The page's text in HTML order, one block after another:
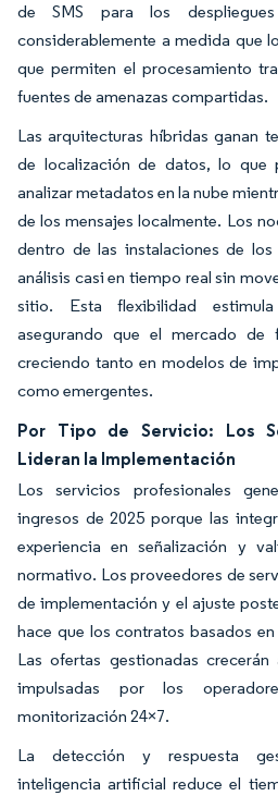
de SMS para los
considerablemente a medida que
que permiten el procesamiento
fuentes de amenazas compartidas.
Las arquitecturas híbridas ganan
de localización de datos, lo que
analizar metadatos en la nube
de los mensajes localmente. Los
dentro de las instalaciones de
análisis casi en tiempo real sin
sitio. Esta flexibilidad
asegurando que el mercado de
creciendo tanto en modelos de
como emergentes.
Por Tipo de Servicio: Los
Lideran la Implementación
Los servicios profesionales
ingresos de 2025 porque las
experiencia en señalización y
normativo. Los proveedores de
de implementación y el ajuste
hace que los contratos basados
Las ofertas gestionadas
impulsadas por los
monitorización 24×7.
La detección y respuesta
inteligencia artificial reduce el